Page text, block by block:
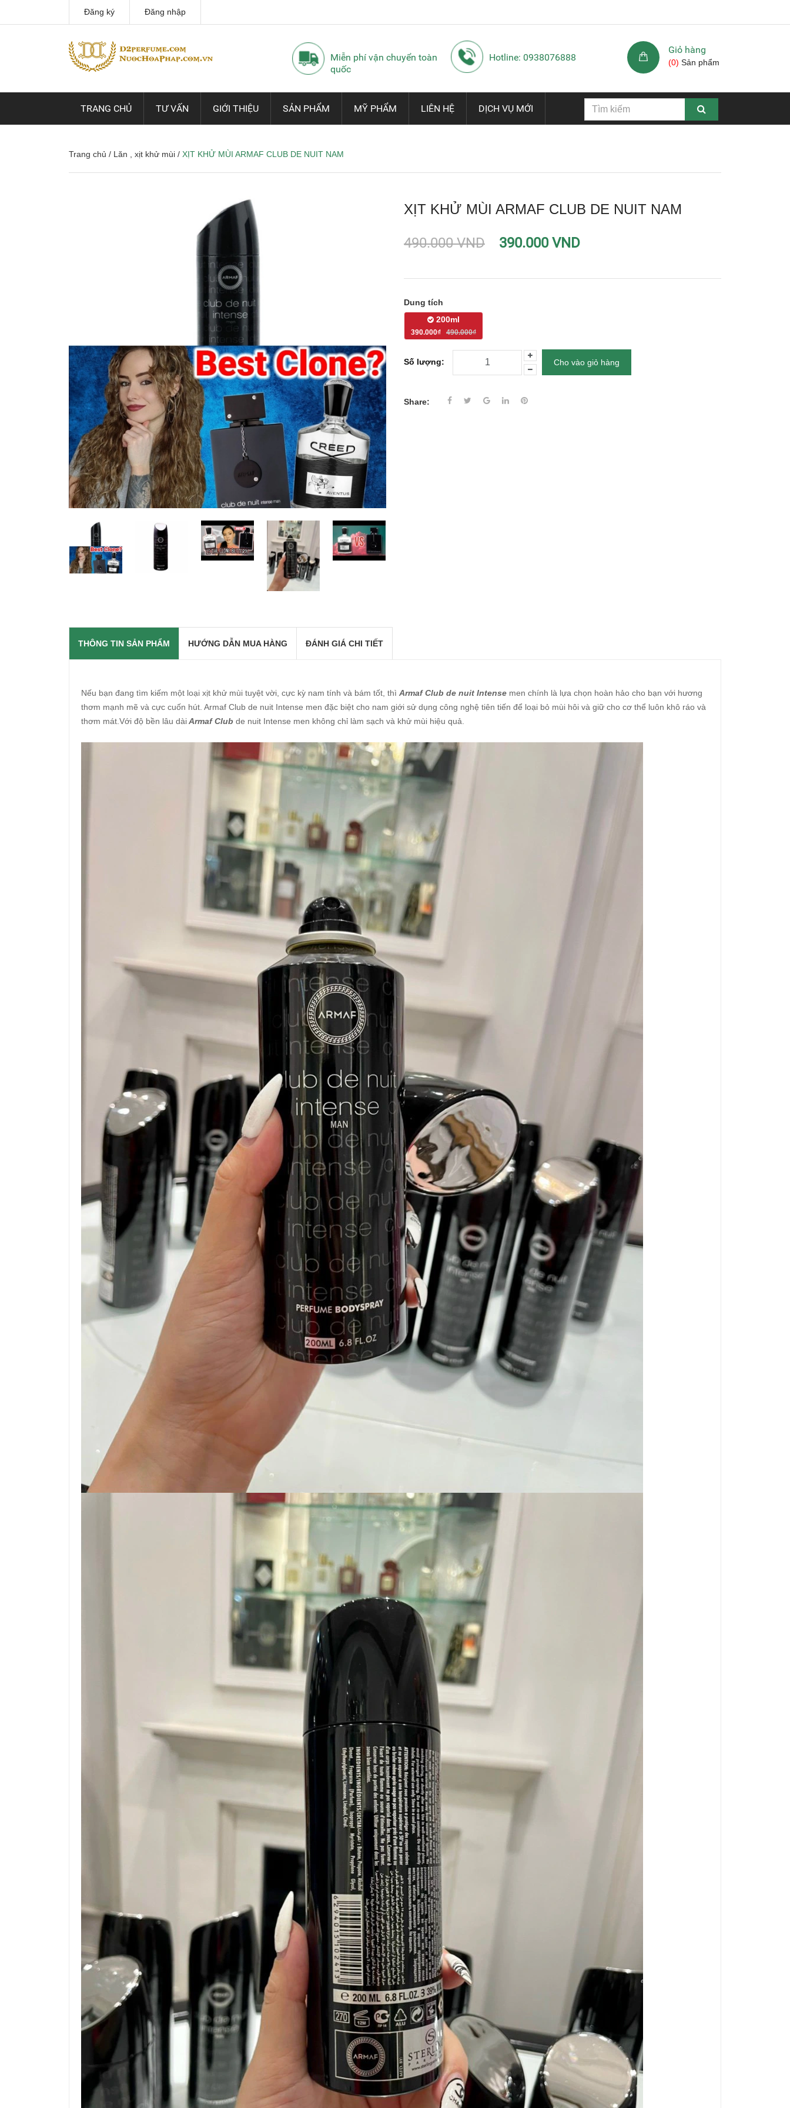
Đăng ký Đăng nhập
Miễn phí vận chuyển toàn
quốc
Hotline: 0938076888
Giỏ hàng
(0) Sản phẩm
TRANG CHỦ TƯ VẤN GIỚI THIỆU SẢN PHẨM MỸ PHẨM LIÊN HỆ DỊCH VỤ MỚI
Trang chủ / Lăn , xịt khử mùi / XỊT KHỬ MÙI ARMAF CLUB DE NUIT NAM
XỊT KHỬ MÙI ARMAF CLUB DE NUIT NAM
490.000 VND 390.000 VND
Dung tích
200ml
390.000₫ 490.000₫
Số lượng: Cho vào giỏ hàng
Share:
THÔNG TIN SẢN PHẨM HƯỚNG DẪN MUA HÀNG ĐÁNH GIÁ CHI TIẾT
Nếu bạn đang tìm kiếm một loại xịt khử mùi tuyệt vời, cực kỳ nam tính và bám tốt, thì Armaf Club de nuit Intense men chính là lựa chọn hoàn hảo cho bạn với hương
thơm mạnh mẽ và cực cuốn hút. Armaf Club de nuit Intense men đặc biệt cho nam giới sử dụng công nghệ tiên tiến để loại bỏ mùi hôi và giữ cho cơ thể luôn khô ráo và
thơm mát.Với độ bền lâu dàiArmaf Club de nuit Intense men không chỉ làm sạch và khử mùi hiệu quả.